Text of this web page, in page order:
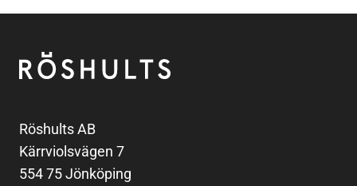
Röshults
Röshults AB
Kärrviolsvägen 7
554 75 Jönköping